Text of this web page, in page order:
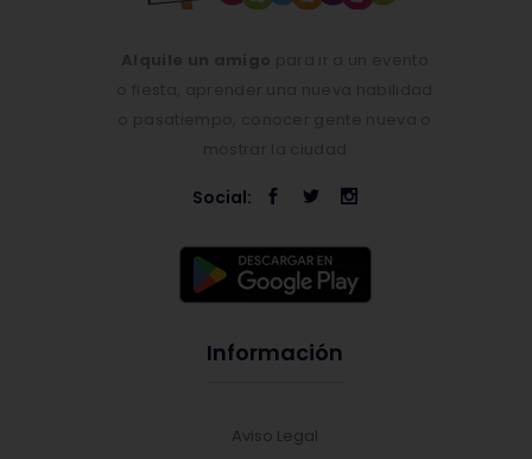
Social:
Información
Aviso Legal